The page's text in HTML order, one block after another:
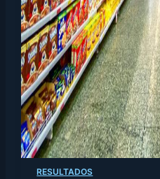
RESULTADOS